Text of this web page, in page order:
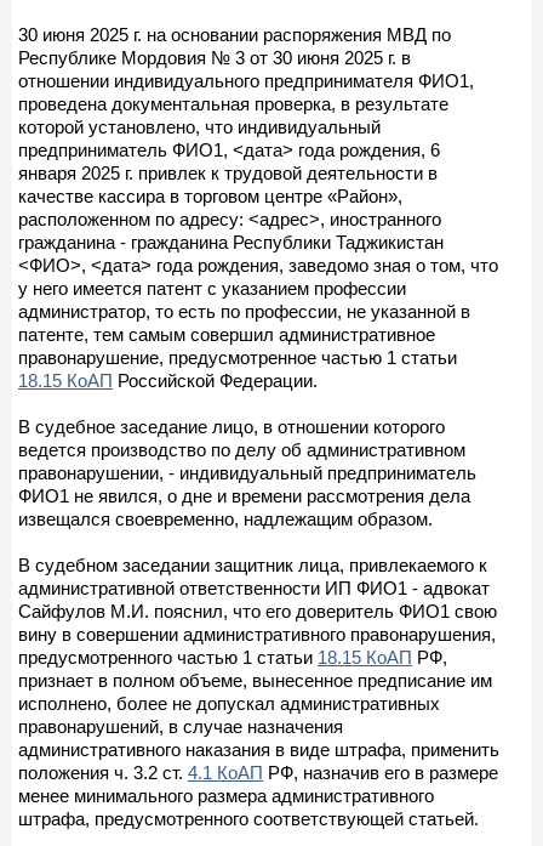
30 июня 2025 г. на основании распоряжения МВД по
Республике Мордовия № 3 от 30 июня 2025 г. в
отношении индивидуального предпринимателя ФИО1,
проведена документальная проверка, в результате
которой установлено, что индивидуальный
предприниматель ФИО1, <дата> года рождения, 6
января 2025 г. привлек к трудовой деятельности в
качестве кассира в торговом центре «Район»,
расположенном по адресу: <адрес>, иностранного
гражданина - гражданина Республики Таджикистан
<ФИО>, <дата> года рождения, заведомо зная о том, что
у него имеется патент с указанием профессии
администратор, то есть по профессии, не указанной в
патенте, тем самым совершил административное
правонарушение, предусмотренное частью 1 статьи
18.15 КоАП Российской Федерации.
В судебное заседание лицо, в отношении которого
ведется производство по делу об административном
правонарушении, - индивидуальный предприниматель
ФИО1 не явился, о дне и времени рассмотрения дела
извещался своевременно, надлежащим образом.
В судебном заседании защитник лица, привлекаемого к
административной ответственности ИП ФИО1 - адвокат
Сайфулов М.И. пояснил, что его доверитель ФИО1 свою
вину в совершении административного правонарушения,
предусмотренного частью 1 статьи 18.15 КоАП РФ,
признает в полном объеме, вынесенное предписание им
исполнено, более не допускал административных
правонарушений, в случае назначения
административного наказания в виде штрафа, применить
положения ч. 3.2 ст. 4.1 КоАП РФ, назначив его в размере
менее минимального размера административного
штрафа, предусмотренного соответствующей статьей.